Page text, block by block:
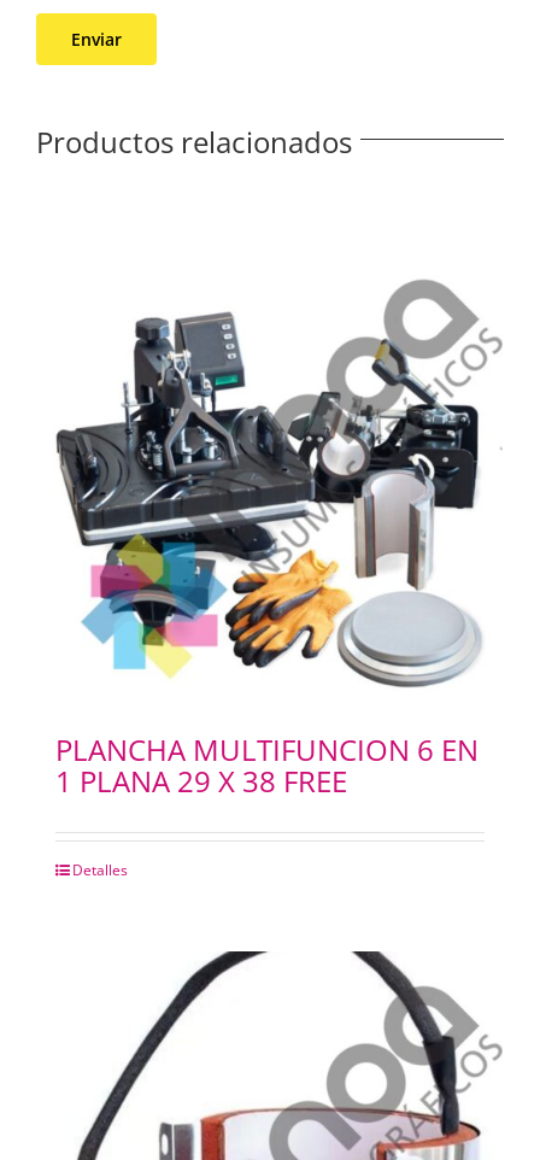
Productos relacionados
PLANCHA MULTIFUNCION 6 EN
1 PLANA 29 X 38 FREE
Detalles